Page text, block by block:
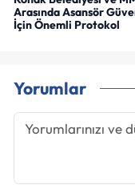
Arasında Asansör
İçin Önemli Protokol
Yorumlar